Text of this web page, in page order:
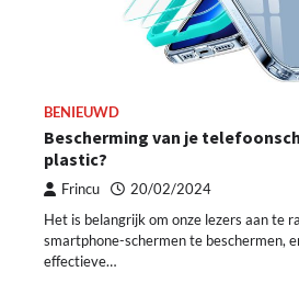
BENIEUWD
Bescherming van je
plastic?
Frincu 20/02/2024
Het is belangrijk om onze lezers aan te
smartphone-schermen te beschermen,
effectieve…